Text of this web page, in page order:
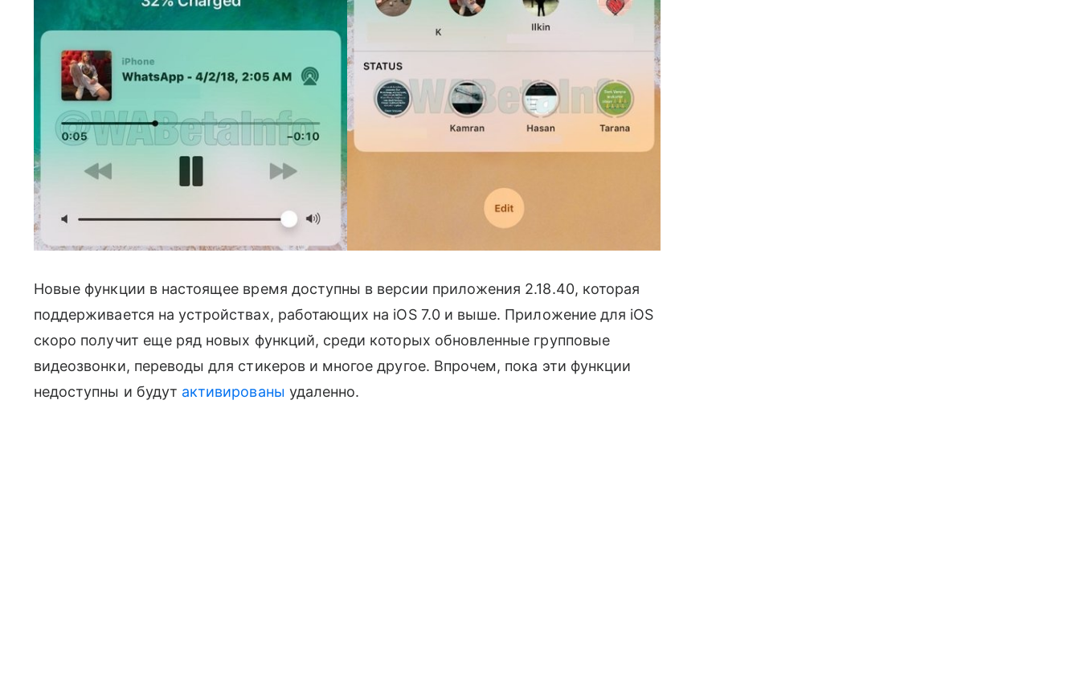
Новые функции в настоящее время доступны в версии приложения 2.18.40, которая
поддерживается на устройствах, работающих на iOS 7.0 и выше. Приложение для iOS
скоро получит еще ряд новых функций, среди которых обновленные групповые
видеозвонки, переводы для стикеров и многое другое. Впрочем, пока эти функции
недоступны и будут активированы удаленно.